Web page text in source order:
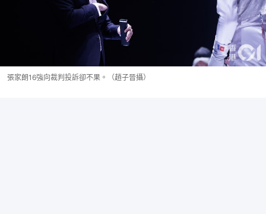
張家朗16強向裁判投訴卻不果。（趙子晉攝）